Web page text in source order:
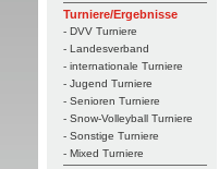
Turniere/Ergebnisse
- DVV Turniere
- Landesverband
- internationale Turniere
- Jugend Turniere
- Senioren Turniere
- Snow-Volleyball Turniere
- Sonstige Turniere
- Mixed Turniere